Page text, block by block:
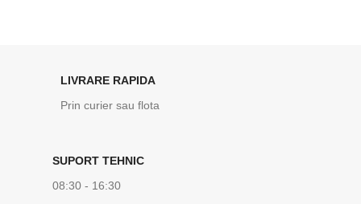
LIVRARE RAPIDA
Prin curier sau flota
SUPORT TEHNIC
08:30 - 16:30